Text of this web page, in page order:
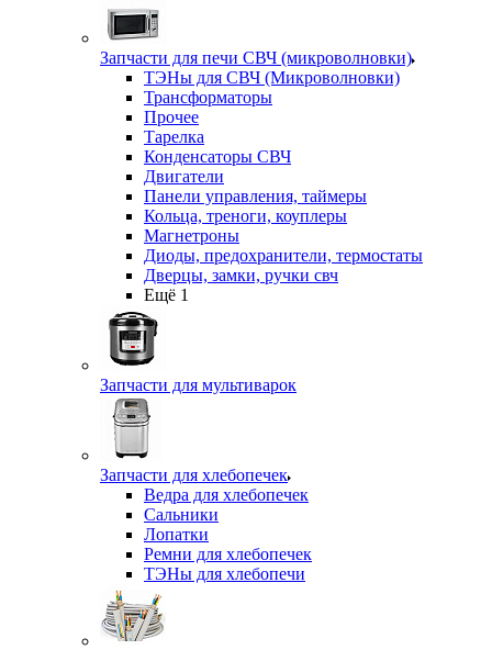
Запчасти для печи СВЧ (микроволновки)
ТЭНы для СВЧ (Микроволновки)
Трансформаторы
Прочее
Тарелка
Конденсаторы СВЧ
Двигатели
Панели управления, таймеры
Кольца, треноги, коуплеры
Магнетроны
Диоды, предохранители, термостаты
Дверцы, замки, ручки свч
Ещё 1
Запчасти для мультиварок
Запчасти для хлебопечек
Ведра для хлебопечек
Сальники
Лопатки
Ремни для хлебопечек
ТЭНы для хлебопечи